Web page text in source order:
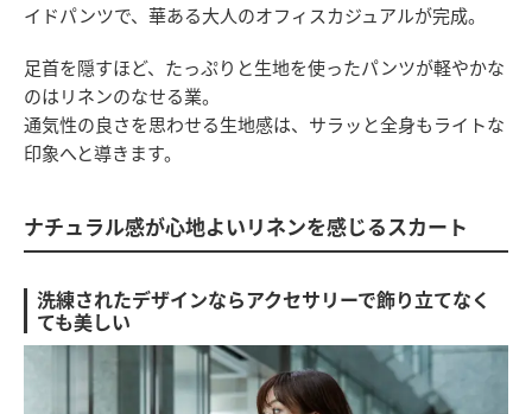
イドパンツで、華ある大人のオフィスカジュアルが完成。
足首を隠すほど、たっぷりと生地を使ったパンツが軽やかな
のはリネンのなせる業。
通気性の良さを思わせる生地感は、サラッと全身もライトな
印象へと導きます。
ナチュラル感が心地よいリネンを感じるスカート
洗練されたデザインならアクセサリーで飾り立てなく
ても美しい